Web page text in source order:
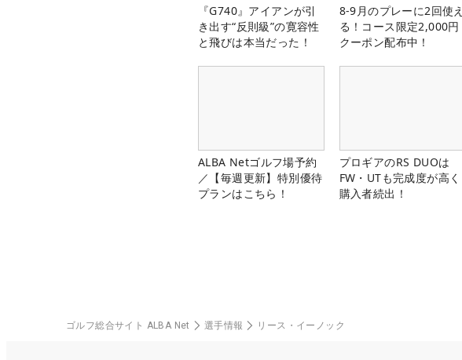
『G740』アイアンが引
き出す“反則級”の寛容性
と飛びは本当だった！
8-9月のプレーに2回使え
る！コース限定2,000円
クーポン配布中！
ALBA Netゴルフ場予約
／【毎週更新】特別優待
プランはこちら！
プロギアのRS DUOは
FW・UTも完成度が高く
購入者続出！
ゴルフ総合サイト ALBA Net 選手情報 リース・イーノック